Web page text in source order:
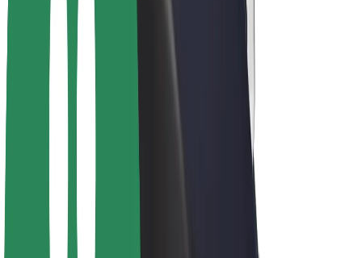
Kurierzy
Zarobki kuriera
Partnerzy Bolt Food
Zrównoważony rozwój w Bolt